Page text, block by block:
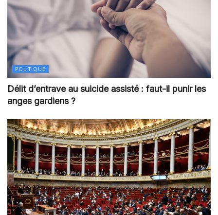
POLITIQUE
Délit d’entrave au suicide assisté : faut-il punir les
anges gardiens ?